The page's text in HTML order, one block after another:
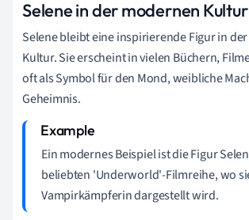
Selene in der modernen Kultur
Selene bleibt eine inspirierende Figur in
Kultur. Sie erscheint in vielen Büchern,
oft als Symbol für den Mond, weibliche
Geheimnis.
Ein modernes Beispiel ist die Figur
beliebten 'Underworld'-Filmreihe, wo
Vampirkämpferin dargestellt wird.